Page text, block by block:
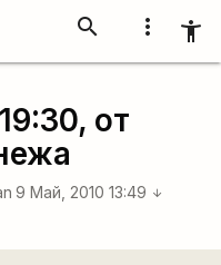
more_vert accessibility_new
search
от
9 Май, 2010 13:49 arrow_downward